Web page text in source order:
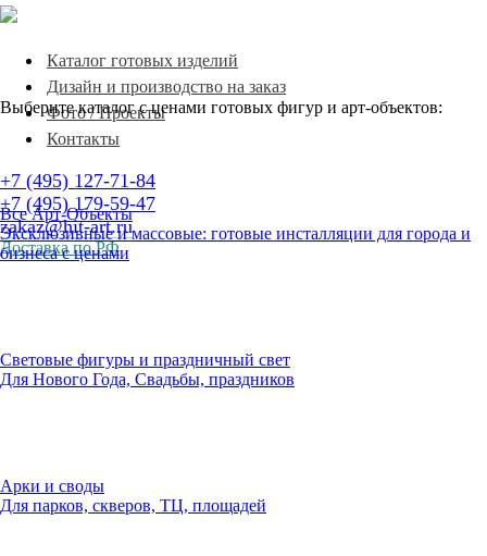
Каталог готовых изделий
Дизайн и производство на заказ
Фото / Проекты
Контакты
+7 (495) 127-71-84
+7 (495) 179-59-47
zakaz@hit-art.ru
Доставка по РФ
Выберите каталог с ценами готовых фигур и арт-объектов:
Все Арт-Объекты
Эксклюзивные и массовые: готовые инсталляции для города и
бизнеса с ценами
Световые фигуры и праздничный свет
Для Нового Года, Свадьбы, праздников
Арки и своды
Для парков, скверов, ТЦ, площадей